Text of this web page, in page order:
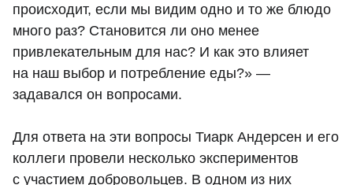
происходит, если мы видим одно и то же блюдо
много раз? Становится ли оно менее
привлекательным для нас? И как это влияет
на наш выбор и потребление еды?» —
задавался он вопросами.
Для ответа на эти вопросы Тиарк Андерсен и его
коллеги провели несколько экспериментов
с участием добровольцев. В одном из них